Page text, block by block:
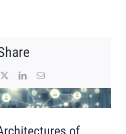
LinkedInEmail